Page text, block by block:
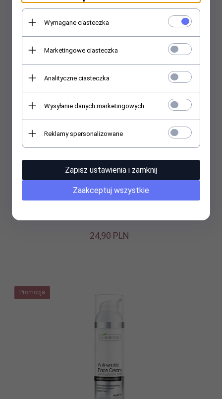
Kinetics - Lakier solarny 15ml - Jet Black #188
24,90 PLN
Promocja
Wymagane ciasteczka
Marketingowe ciasteczka
Analityczne ciasteczka
Wysyłanie danych marketingowych
Reklamy spersonalizowane
Zapisz ustawienia i zamknij
Zaakceptuj wszystkie